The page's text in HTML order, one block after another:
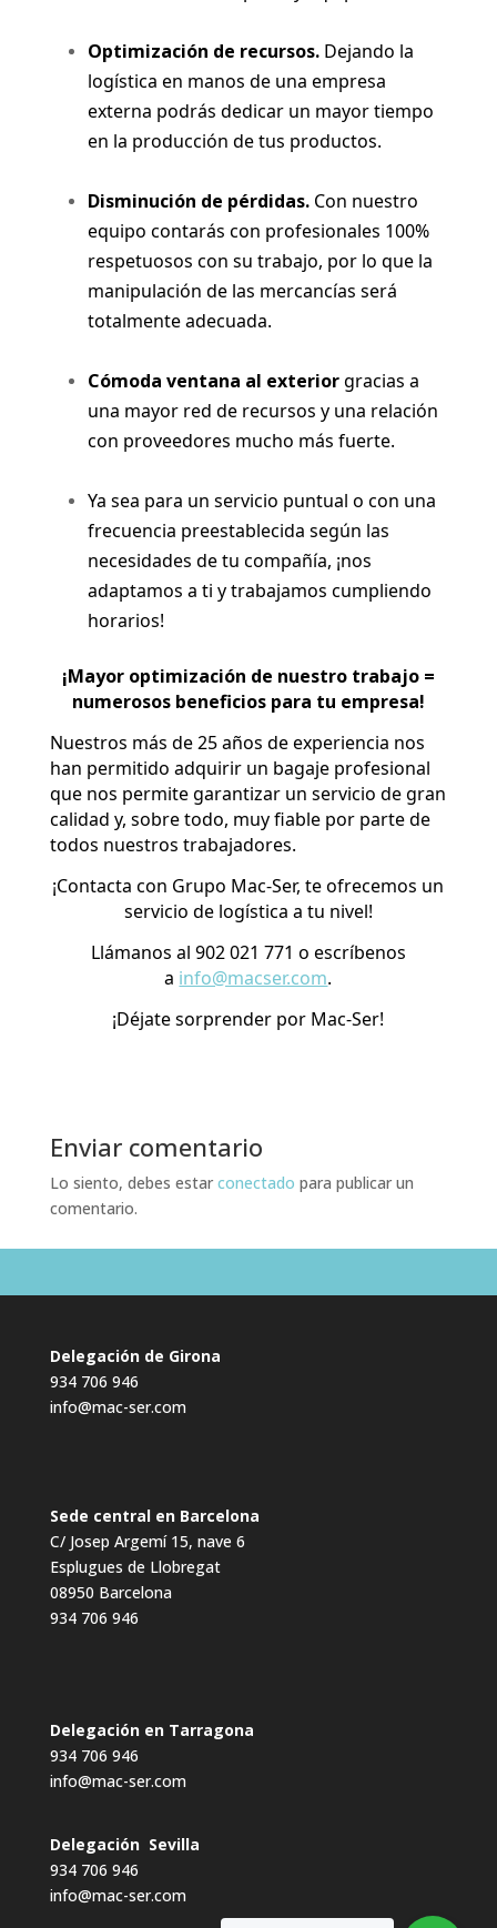
Optimización de recursos.Dejando la
logística en manos de una empresa
externa podrás dedicar un mayor tiempo
en la producción de tus productos.
Disminución de pérdidas.Con nuestro
equipo contarás con profesionales 100%
respetuosos con su trabajo, por lo que la
manipulación de las mercancías será
totalmente adecuada.
Cómoda ventana al exteriorgracias a
una mayor red de recursos y una relación
con proveedores mucho más fuerte.
Ya sea para un servicio puntual o con una
frecuencia preestablecida según las
necesidades de tu compañía, ¡nos
adaptamos a ti y trabajamos cumpliendo
horarios!
¡Mayor optimización de nuestro trabajo =
numerosos beneficios para tu empresa!
Nuestros más de 25 años de experiencia nos
han permitido adquirir un bagaje profesional
que nos permite garantizar un servicio de gran
calidad y, sobre todo, muy fiable por parte de
todos nuestros trabajadores.
¡Contacta con Grupo Mac-Ser, te ofrecemos un
servicio de logística a tu nivel!
Llámanos al 902 021 771 o escríbenos
a info@macser.com.
¡Déjate sorprender por Mac-Ser!
Enviar comentario
Lo siento, debes estar conectado para publicar un
comentario.
Delegación de Girona
934 706 946
info@mac-ser.com
Sede central en Barcelona
C/ Josep Argemí 15, nave 6
Esplugues de Llobregat
08950 Barcelona
934 706 946
Delegación en Tarragona
934 706 946
info@mac-ser.com
Delegación Sevilla
934 706 946
info@mac-ser.com